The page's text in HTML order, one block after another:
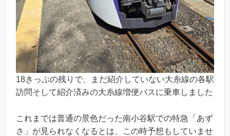
18きっぷの残りで、まだ紹介していない大糸線の各駅
訪問そして紹介済みの大糸線増便バスに乗車しました
これまでは普通の景色だった南小谷駅での特急「あず
さ」が見られなくなるとは、この時予想もしていませ